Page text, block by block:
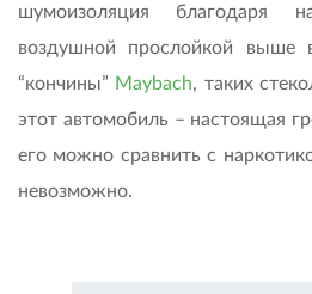
шумоизоляция благодаря
воздушной прослойкой выше
“кончины” Maybach, таких
этот автомобиль – настоящая
его можно сравнить с
невозможно.